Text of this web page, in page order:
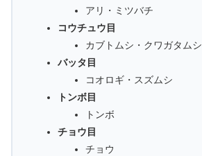
アリ・ミツバチ
コウチュウ目
カブトムシ・クワガタムシ
バッタ目
コオロギ・スズムシ
トンボ目
トンボ
チョウ目
チョウ